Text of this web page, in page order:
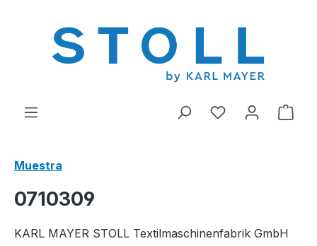
Tienes 0 El
Muestra
0710309
KARL MAYER STOLL Textilmaschinenfabrik GmbH